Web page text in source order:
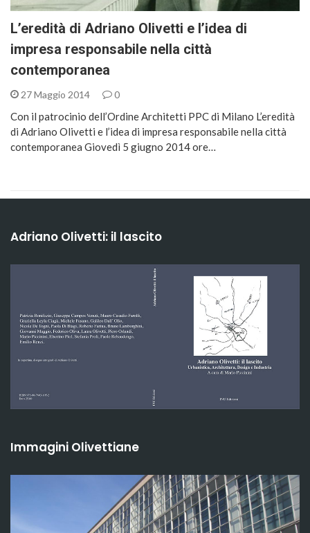
L’eredità di Adriano Olivetti e l’idea di
impresa responsabile nella città
contemporanea
27 Maggio 2014 0
Con il patrocinio dell’Ordine Architetti PPC di Milano L’eredità
di Adriano Olivetti e l’idea di impresa responsabile nella città
contemporanea Giovedì 5 giugno 2014 ore…
Adriano Olivetti: il lascito
Immagini Olivettiane